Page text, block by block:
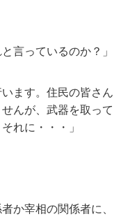
言っているのか？」
ます。住民の皆さん
んが、武器を取って
れに・・・」
か宰相の関係者に、